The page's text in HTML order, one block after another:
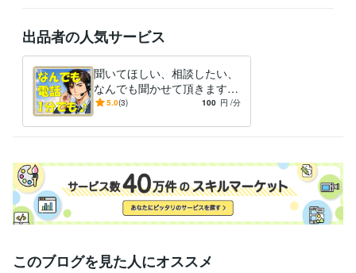
出品者の人気サービス
聞いてほしい、相談したい、
なんでも聞かせて頂きます
悩み・辛い・苦しい・寂し
ませんか。
5.0(3) 100 円 /分
このブログを見た人にオススメ